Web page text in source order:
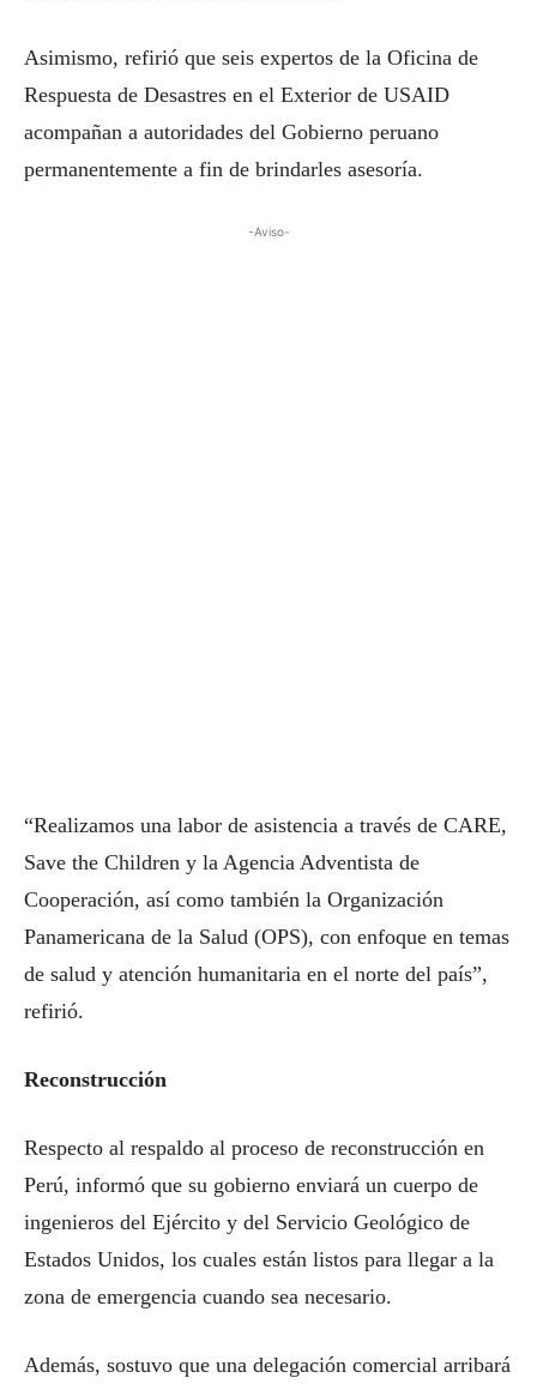
Asimismo, refirió que seis expertos de la Oficina de
Respuesta de Desastres en el Exterior de USAID
acompañan a autoridades del Gobierno peruano
permanentemente a fin de brindarles asesoría.
-Aviso-
“Realizamos una labor de asistencia a través de CARE,
Save the Children y la Agencia Adventista de
Cooperación, así como también la Organización
Panamericana de la Salud (OPS), con enfoque en temas
de salud y atención humanitaria en el norte del país”,
refirió.
Reconstrucción
Respecto al respaldo al proceso de reconstrucción en
Perú, informó que su gobierno enviará un cuerpo de
ingenieros del Ejército y del Servicio Geológico de
Estados Unidos, los cuales están listos para llegar a la
zona de emergencia cuando sea necesario.
Además, sostuvo que una delegación comercial arribará